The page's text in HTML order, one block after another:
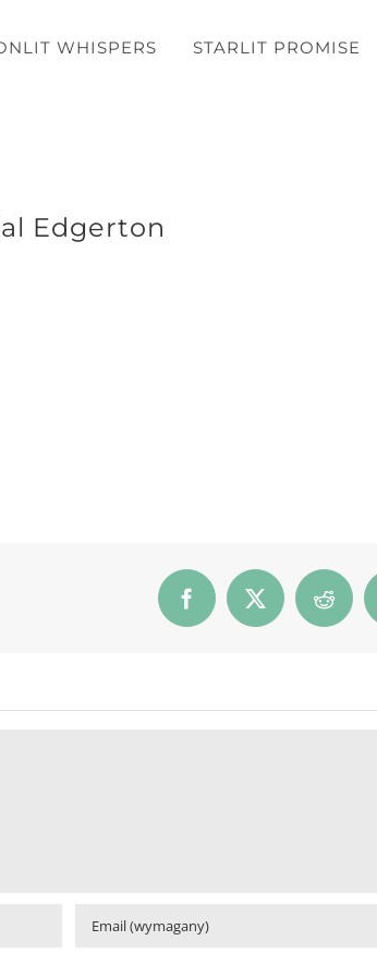
WHISPERS STARLIT PROMISE
Edgerton
Facebook
X Reddit